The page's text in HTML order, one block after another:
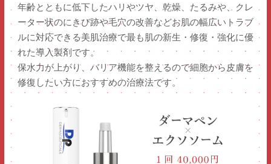
NEWS
PICK UP
年齢とともに低下したハリやツヤ、乾燥、たるみや、クレ
ーター状のにきび跡や毛穴の改善などお肌の幅広いトラブ
ルに対応できる美肌治療で最も肌の新生・修復・強化に優
れた導入製剤です。
保水力が上がり、バリア機能を整えるので細胞から皮膚を
修復したい方におすすめの治療法です。